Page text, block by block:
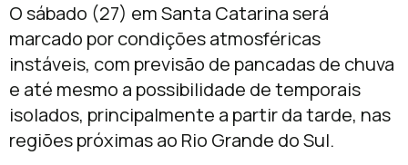
O sábado (27) em Santa Catarina será
marcado por condições atmosféricas
instáveis, com previsão de pancadas de chuva
e até mesmo a possibilidade de temporais
isolados, principalmente a partir da tarde, nas
regiões próximas ao Rio Grande do Sul.